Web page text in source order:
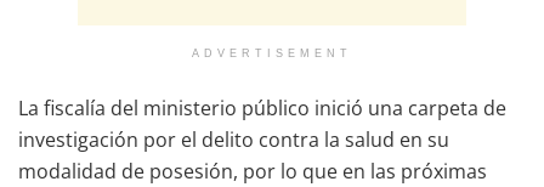
ADVERTISEMENT
La fiscalía del ministerio público inició una carpeta de
investigación por el delito contra la salud en su
modalidad de posesión, por lo que en las próximas